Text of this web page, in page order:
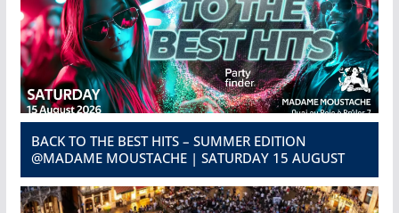
BACK TO THE BEST HITS – SUMMER EDITION
@MADAME MOUSTACHE | SATURDAY 15 AUGUST